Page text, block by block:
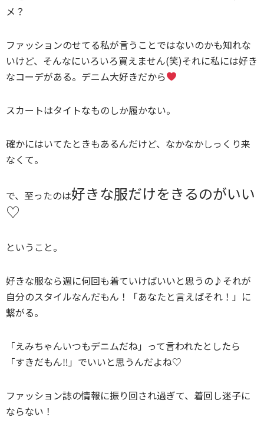
メ？
ファッションのせてる私が言うことではないのかも知れな
いけど、そんなにいろいろ買えません(笑)それに私には好き
なコーデがある。デニム大好きだから
スカートはタイトなものしか履かない。
確かにはいてたときもあるんだけど、なかなかしっくり来
なくて。
で、至ったのは好きな服だけをきるのがいい
♡
ということ。
好きな服なら週に何回も着ていけばいいと思うの♪それが
自分のスタイルなんだもん！「あなたと言えばそれ！」に
繋がる。
「えみちゃんいつもデニムだね」って言われたとしたら
「すきだもん‼」でいいと思うんだよね♡
ファッション誌の情報に振り回され過ぎて、着回し迷子に
ならない！